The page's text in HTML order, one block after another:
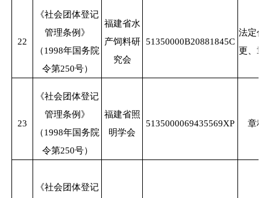
22
《社会团体登记
管理条例》
（1998年国务院
令第250号）
福建省水
产饲料研
究会
51350000B20881845C
法定代
更、章
23
《社会团体登记
管理条例》
（1998年国务院
令第250号）
福建省照
明学会
5135000069435569XP 章程
《社会团体登记